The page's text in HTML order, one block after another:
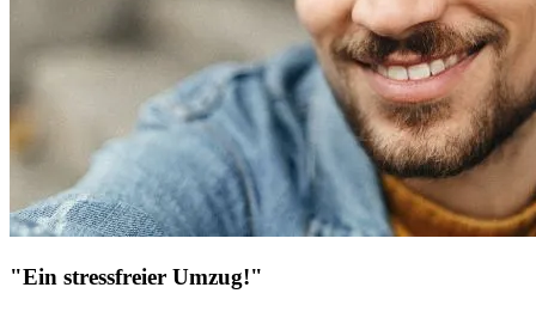
"Ein stressfreier Umzug!"